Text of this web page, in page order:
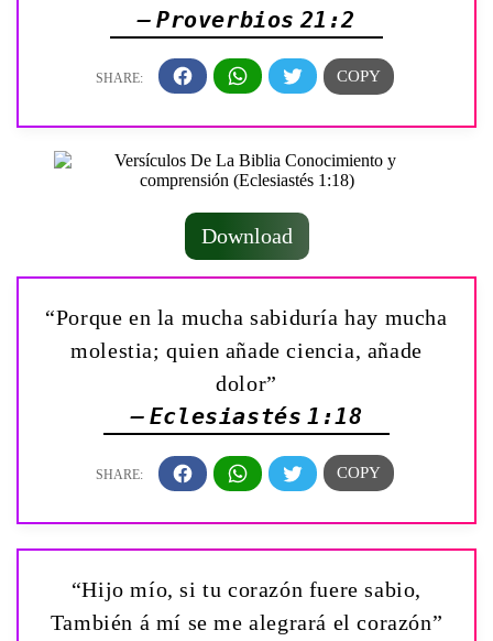
— Proverbios 21:2
Download
“Porque en la mucha sabiduría hay mucha
molestia; quien añade ciencia, añade
dolor”
— Eclesiastés 1:18
“Hijo mío, si tu corazón fuere sabio,
También á mí se me alegrará el corazón”